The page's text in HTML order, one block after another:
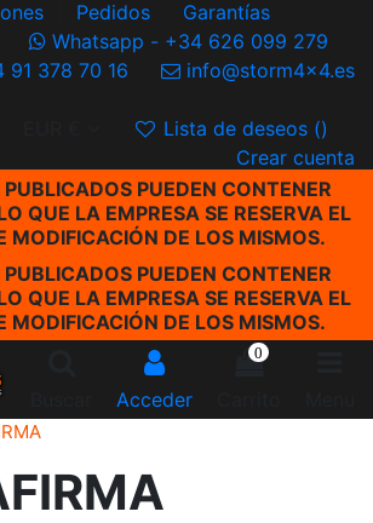
Pedidos
Garantías
Whatsapp - +34 626 099 279
91 378 70 16
info@storm4x4.es
Lista de deseos ()
Crear cuenta
PUBLICADOS PUEDEN CONTENER
QUE LA EMPRESA SE RESERVA EL
MODIFICACIÓN DE LOS MISMOS.
PUBLICADOS PUEDEN CONTENER
QUE LA EMPRESA SE RESERVA EL
MODIFICACIÓN DE LOS MISMOS.
Acceder
0